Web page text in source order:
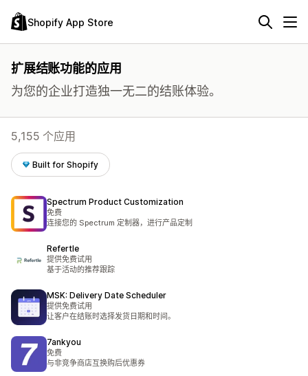
Shopify App Store
扩展结账功能的应用
为您的企业打造独一无二的结账体验。
5,155 个应用
Built for Shopify
Spectrum Product Customization
免费
连接您的 Spectrum 定制器，进行产品定制
Refertle
提供免费试用
基于活动的推荐跟踪
MSK: Delivery Date Scheduler
提供免费试用
让客户在结账时选择发货日期和时间。
7ankyou
免费
与非竞争商店互换购后优惠券